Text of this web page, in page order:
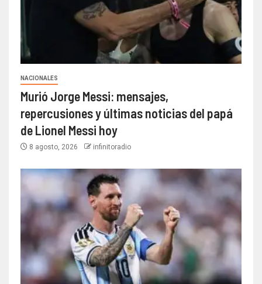
NACIONALES
Murió Jorge Messi: mensajes,
repercusiones y últimas noticias del papá
de Lionel Messi hoy
8 agosto, 2026 infinitoradio